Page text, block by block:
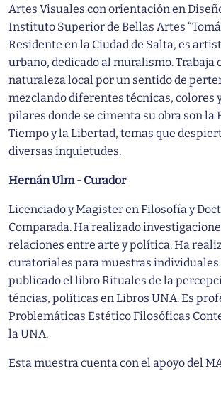
Artes Visuales con orientación en
Instituto Superior de Bellas Artes
Residente en la Ciudad de Salta, es
urbano, dedicado al muralismo. Trabaja
naturaleza local por un sentido de
mezclando diferentes técnicas, colores
pilares donde se cimenta su obra son
Tiempo y la Libertad, temas que
diversas inquietudes.
Hernán Ulm - Curador
Licenciado y Magister en Filosofía y
Comparada. Ha realizado
relaciones entre arte y política. Ha
curatoriales para muestras individuales
publicado el libro Rituales de la
téncias, políticas en Libros UNA. Es
Problemáticas Estético Filosóficas
la UNA.
Esta muestra cuenta con el apoyo del